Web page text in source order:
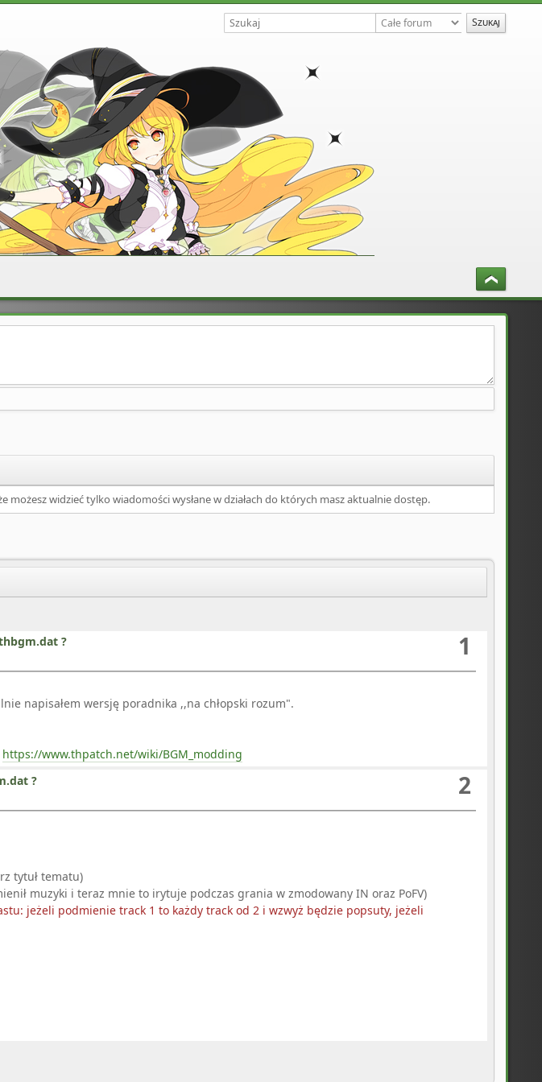
możesz widzieć tylko wiadomości wysłane w działach do których masz aktualnie dostęp.
1
?
napisałem wersję poradnika ,,na chłopski rozum".
https://www.thpatch.net/wiki/BGM_modding
2
?
tytuł tematu)
muzyki i teraz mnie to irytuje podczas grania w zmodowany IN oraz PoFV)
jeżeli podmienie track 1 to każdy track od 2 i wzwyż będzie popsuty, jeżeli